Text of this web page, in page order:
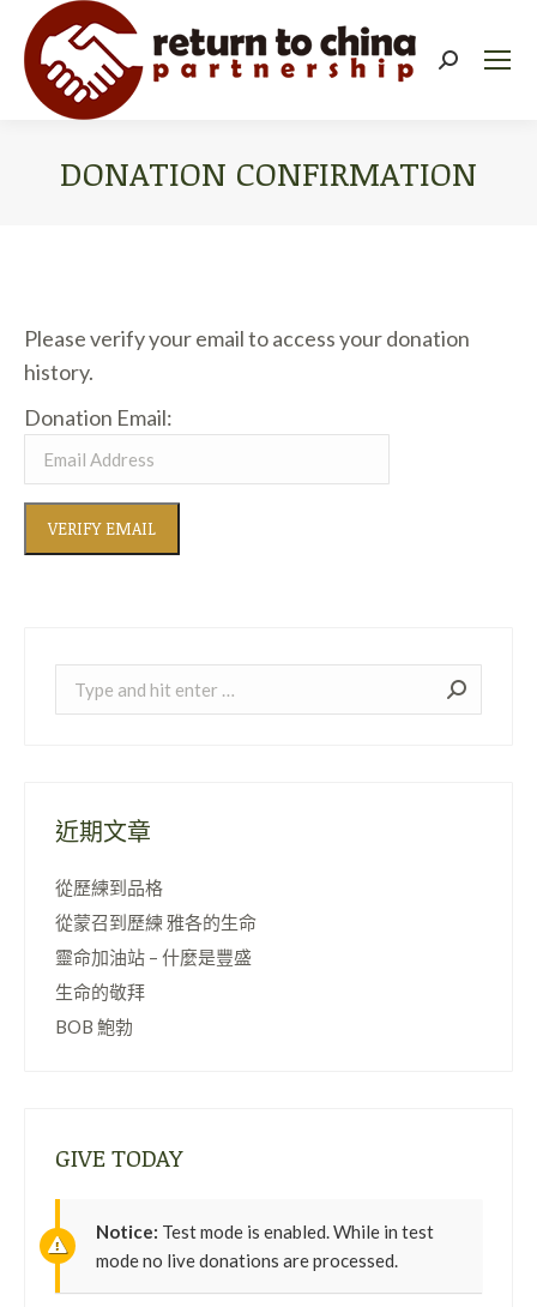
Search:
DONATION CONFIRMATION
Please verify your email to access your donation
history.
Donation Email:
近期文章
從歷練到品格
從蒙召到歷練 雅各的生命
靈命加油站 – 什麼是豐盛
生命的敬拜
BOB 鮑勃
GIVE TODAY
Notice: Test mode is enabled. While in test
mode no live donations are processed.